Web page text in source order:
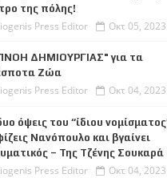
της πόλης!
Press Editor Οκτ 05, 2023
ΔΗΜΙΟΥΡΓΙΑΣ" για τα
Ζώα
Press Editor Οκτ 04, 2023
όψεις του “ίδιου
Νανόπουλο και βγαίνει
– Της Τζένης Σουκαρά
Press Editor Οκτ 04, 2023